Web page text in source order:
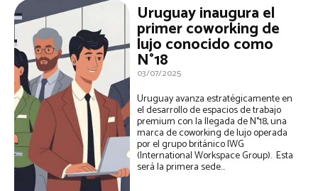
Uruguay inaugura el
primer coworking de
lujo conocido como
N°18
03/07/2025
Uruguay avanza estratégicamente en
el desarrollo de espacios de trabajo
premium con la llegada de N°18, una
marca de coworking de lujo operada
por el grupo británico IWG
(International Workspace Group). Esta
será la primera sede...